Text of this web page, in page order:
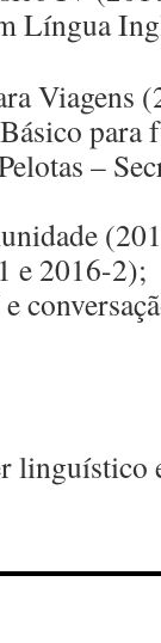
Viagens
para
–
e 2016-2);
linguístico